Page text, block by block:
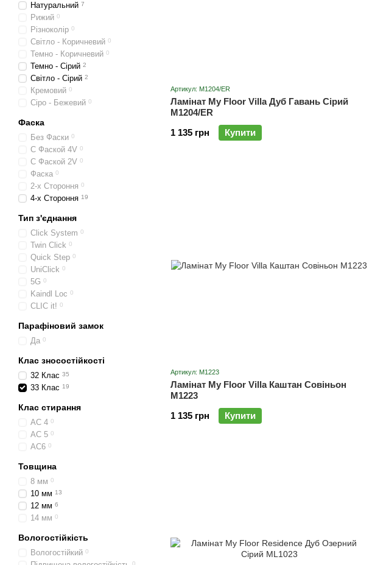
Артикул: M1204/ER
Ламінат My Floor Villa Дуб Гавань Сірий
M1204/ER
1 135 грн
Купити
Артикул: M1223
Ламінат My Floor Villa Каштан Совіньон
M1223
1 135 грн
Купити
Натуральний 7
Рижий 0
Різноколір 0
Світло - Коричневий 0
Темно - Коричневий 0
Темно - Сірий 2
Світло - Сірий 2
Кремовий 0
Сіро - Бежевий 0
Фаска
Без Фаски 0
С Фаской 4V 0
С Фаской 2V 0
Фаска 0
2-х Стороння 0
4-х Стороння 19
Тип з'єднання
Click System 0
Twin Click 0
Quick Step 0
UniClick 0
5G 0
Kaindl Loc 0
CLIC it! 0
Парафіновий замок
Да 0
Клас зносостійкості
32 Клас 35
33 Клас 19
Клас стирання
AC 4 0
AC 5 0
AC6 0
Товщина
8 мм 0
10 мм 13
12 мм 6
14 мм 0
Вологостійкість
Вологостійкий 0
0